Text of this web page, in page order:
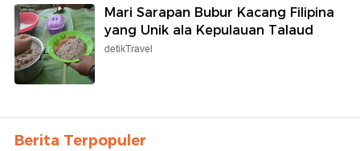
Mari Sarapan Bubur Kacang Filipina
yang Unik ala Kepulauan Talaud
detikTravel
Berita Terpopuler